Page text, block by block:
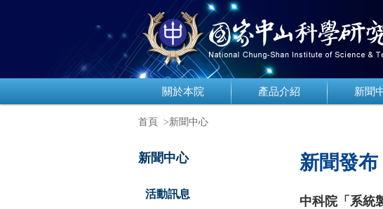
關於本院 產品介紹 新聞
首頁 >新聞中心
新聞中心
活動訊息
新聞發布
中科院「系統